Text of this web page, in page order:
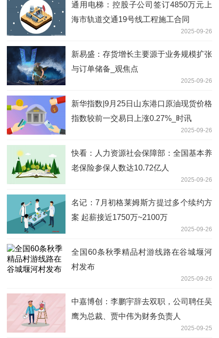
通用电梯：控股子公司签订4850万元上
海市轨道交通19号线工程施工合同
2025-09-26
新易盛：存货增长主要源于业务规模扩张
与订单储备_观焦点
2025-09-26
新华指数|9月25日山东港口原油现货价格
指数较前一交易日上涨0.27%_时讯
2025-09-26
快看：人力资源社会保障部：全国基本养
老保险参保人数达10.72亿人
2025-09-26
名记：7月初格莱姆斯方提过多个续约方
案 起薪接近1750万~2100万
2025-09-26
全国60条秋季精品村游线路在谷城堰河
村发布
2025-09-26
中嘉博创：李鹏宇辞去双职，公司聘任吴
鹰为总裁、贾中伟为财务负责人
2025-09-25